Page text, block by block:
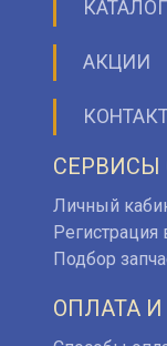
АКЦИИ
СЕРВИСЫ
Личный
Регистрация
Подбор
ОПЛАТА